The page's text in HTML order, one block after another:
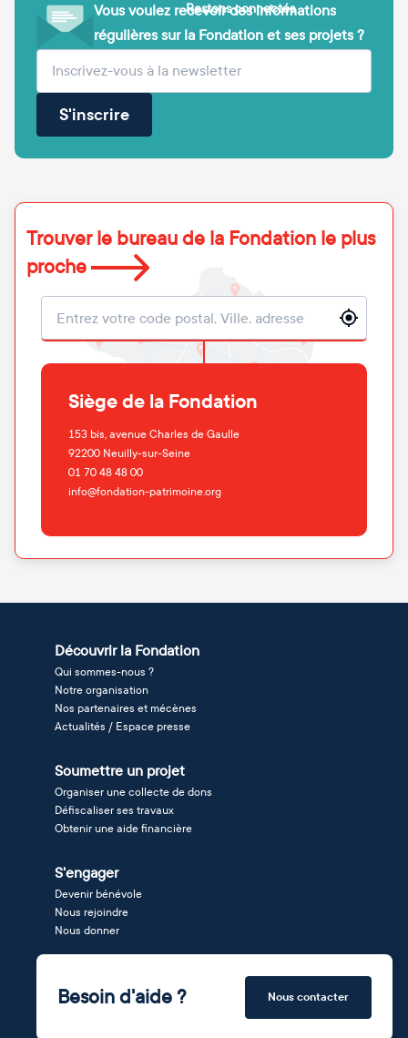
Vous voulez recevoir des informations
régulières sur la Fondation et ses projets ?
Votre adresse e-mail (obligatoire)
S'inscrire
Restons connectés
Trouver le bureau de la Fondation le plus
proche
Localisation
Siège de la Fondation
153 bis, avenue Charles de Gaulle
92200 Neuilly-sur-Seine
01 70 48 48 00
info@fondation-patrimoine.org
Découvrir la Fondation
Qui sommes-nous ?
Notre organisation
Nos partenaires et mécènes
Actualités / Espace presse
Soumettre un projet
Organiser une collecte de dons
Défiscaliser ses travaux
Obtenir une aide financière
S'engager
Devenir bénévole
Nous rejoindre
Nous donner
Besoin d'aide ? Nous contacter